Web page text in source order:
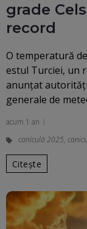
grade
record
O temperatură
estul Turciei, un
anunţat
generale de
acum 1 an
caniculă 2025,
Citește